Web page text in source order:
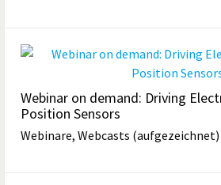
Webinar on demand: Driving
Position Sensors
Webinare, Webcasts (aufgezeichnet)